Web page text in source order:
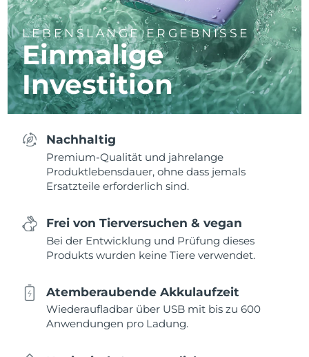
LEBENSLANGE ERGEBNISSE
Einmalige
Investition
Nachhaltig
Premium-Qualität und jahrelange
Produktlebensdauer, ohne dass jemals
Ersatzteile erforderlich sind.
Frei von Tierversuchen & vegan
Bei der Entwicklung und Prüfung dieses
Produkts wurden keine Tiere verwendet.
Atemberaubende Akkulaufzeit
Wiederaufladbar über USB mit bis zu 600
Anwendungen pro Ladung.